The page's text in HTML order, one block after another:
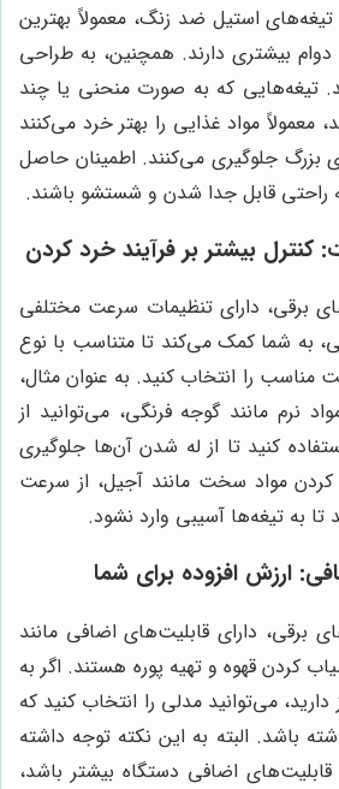
تیغه‌های استیل ضد زنگ، معمولاً بهترین
دوام بیشتری دارند. همچنین، به طراحی
تیغه‌هایی که به صورت منحنی یا چند
معمولاً مواد غذایی را بهتر خرد می‌کنند
بزرگ جلوگیری می‌کنند. اطمینان حاصل
راحتی قابل جدا شدن و شستشو باشند.
بیشتر بر فرآیند خرد کردن
برقی، دارای تنظیمات سرعت مختلفی
به شما کمک می‌کند تا متناسب با نوع
مناسب را انتخاب کنید. به عنوان مثال،
نرم مانند گوجه فرنگی، می‌توانید از
کنید تا از له شدن آن‌ها جلوگیری
کردن مواد سخت مانند آجیل، از سرعت
تا به تیغه‌ها آسیبی وارد نشود.
ارزش افزوده برای شما
برقی، دارای قابلیت‌های اضافی مانند
کردن قهوه و تهیه پوره هستند. اگر به
دارید، می‌توانید مدلی را انتخاب کنید که
باشد. البته به این نکته توجه داشته
اضافی دستگاه بیشتر باشد،